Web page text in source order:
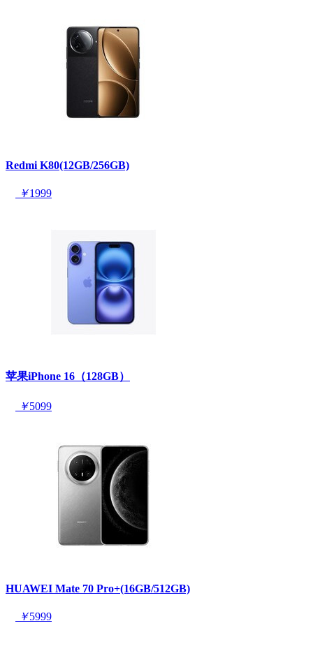
Redmi K80(12GB/256GB)
￥1999
苹果iPhone 16（128GB）
￥5099
HUAWEI Mate 70 Pro+(16GB/512GB)
￥5999